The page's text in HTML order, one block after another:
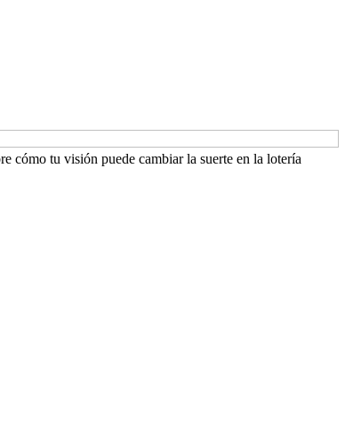
cómo tu visión puede cambiar la suerte en la lotería